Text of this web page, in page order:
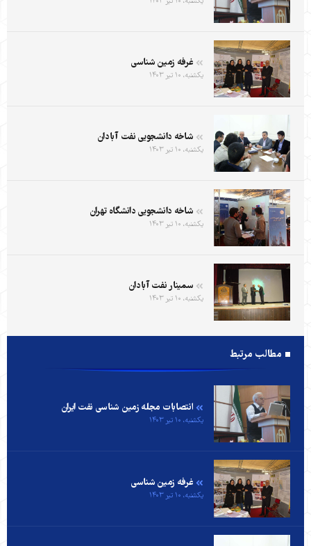
غرفه زمین شناسی
یکشنبه، ۱۰ تیر ۱۴۰۳
شاخه دانشجویی نفت آبادان
یکشنبه، ۱۰ تیر ۱۴۰۳
شاخه دانشجویی دانشگاه تهران
یکشنبه، ۱۰ تیر ۱۴۰۳
سمینار نفت آبادان
یکشنبه، ۱۰ تیر ۱۴۰۳
مطالب مرتبط
انتصابات مجله زمین شناسی نفت ایران
یکشنبه، ۱۰ تیر ۱۴۰۳
غرفه زمین شناسی
یکشنبه، ۱۰ تیر ۱۴۰۳